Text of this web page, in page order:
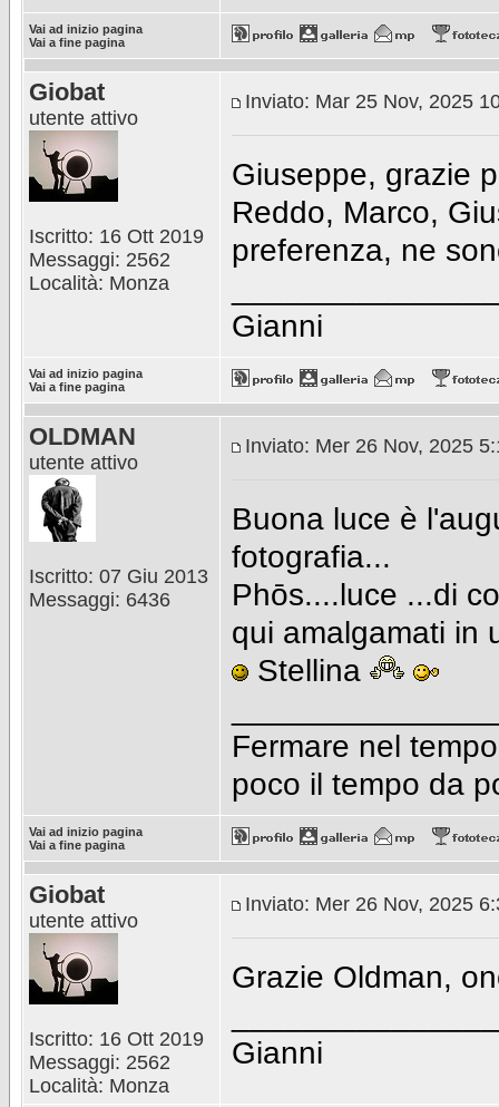
Vai ad inizio pagina
Vai a fine pagina
Giobat
utente attivo
Iscritto: 16 Ott 2019
Messaggi: 2562
Località: Monza
Inviato: Mar 25 Nov, 2025
Giuseppe, grazie
Reddo, Marco,
preferenza, ne
Gianni
Vai ad inizio pagina
Vai a fine pagina
OLDMAN
utente attivo
Iscritto: 07 Giu 2013
Messaggi: 6436
Inviato: Mer 26 Nov, 2025
Buona luce è
fotografia...
Phōs....luce ...di
qui amalgamati in
Stellina
Fermare nel
poco il tempo da
Vai ad inizio pagina
Vai a fine pagina
Giobat
utente attivo
Iscritto: 16 Ott 2019
Messaggi: 2562
Località: Monza
Inviato: Mer 26 Nov, 2025
Grazie Oldman,
Gianni